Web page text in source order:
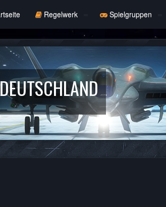
Regelwerk Spielgruppen